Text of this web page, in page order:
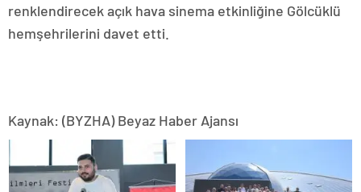
renklendirecek açık hava sinema etkinliğine Gölcüklü
hemşehrilerini davet etti.
Kaynak: (BYZHA) Beyaz Haber Ajansı